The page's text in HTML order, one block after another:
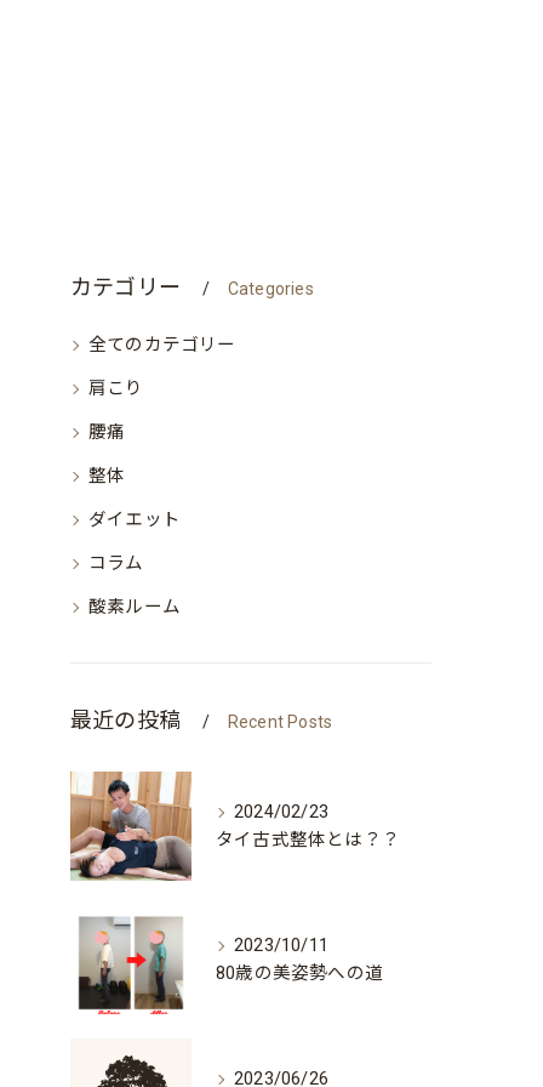
カテゴリー Categories
全てのカテゴリー
肩こり
腰痛
整体
ダイエット
コラム
酸素ルーム
最近の投稿 Recent Posts
2024/02/23
タイ古式整体とは？？
2023/10/11
80歳の美姿勢への道
2023/06/26